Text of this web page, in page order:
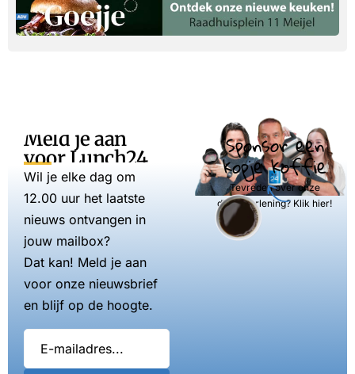
Meld je aan
voor Lunch24
Wil je elke dag om
12.00 uur het laatste
nieuws ontvangen in
jouw mailbox?
Dat kan! Meld je aan
voor onze nieuwsbrief
en blijf op de hoogte.
Sponsor een
kopje koffie
Tevreden over onze
dienstverlening? Klik hier!